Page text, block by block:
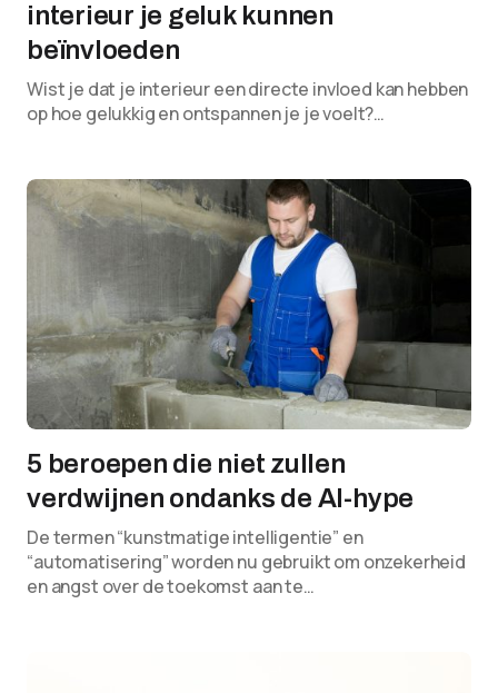
interieur je geluk kunnen
beïnvloeden
Wist je dat je interieur een directe invloed kan hebben
op hoe gelukkig en ontspannen je je voelt?…
5 beroepen die niet zullen
verdwijnen ondanks de AI-hype
De termen “kunstmatige intelligentie” en
“automatisering” worden nu gebruikt om onzekerheid
en angst over de toekomst aan te…